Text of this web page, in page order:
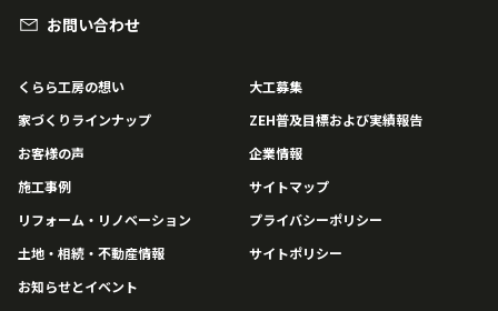
くらら工房の想い
家づくりラインナップ
お客様の声
施工事例
リフォーム・リノベーション
土地・相続・不動産情報
お知らせとイベント
大工募集
ZEH普及目標および実績報告
企業情報
サイトマップ
プライバシーポリシー
サイトポリシー
お問い合わせ